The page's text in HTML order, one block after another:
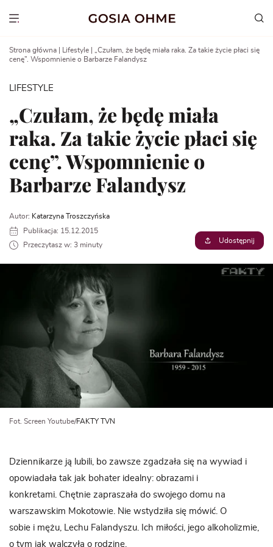
Show menu
Strona główna Lifestyle
„Czułam, że będę miała raka. Za takie życie płaci się
cenę”. Wspomnienie o Barbarze Falandysz
LIFESTYLE
„Czułam, że będę miała
raka. Za takie życie płaci się
cenę”. Wspomnienie o
Barbarze Falandysz
Autor: Katarzyna Troszczyńska
Publikacja: 15.12.2015
Przeczytasz w: 3 minuty
Udostępnij
Fot. Screen Youtube/FAKTY TVN
Dziennikarze ją lubili, bo zawsze zgadzała się na wywiad i
opowiadała tak jak bohater idealny: obrazami i
konkretami. Chętnie zapraszała do swojego domu na
warszawskim Mokotowie. Nie wstydziła się mówić. O
sobie i mężu, Lechu Falandyszu. Ich miłości, jego alkoholizmie,
o tym jak walczyła o rodzinę.